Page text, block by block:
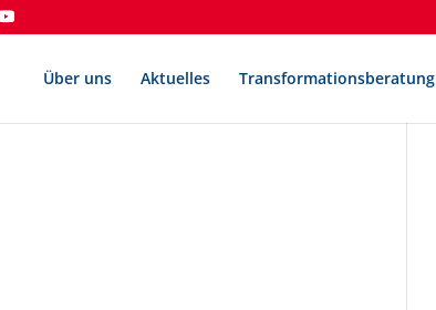
Über uns Aktuelles Transformationsberatung